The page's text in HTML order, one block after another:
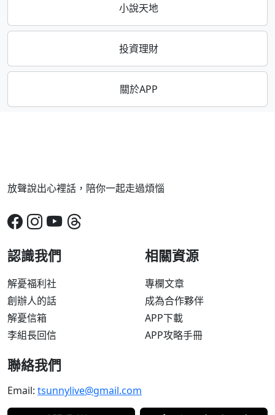
小說天地
投資理財
關於APP
放聲說出心裡話，陪你一起走過煩惱
認識我們
解憂福利社
創辦人的話
解憂信箱
李組長回信
相關資源
專欄文章
成為合作夥伴
APP下載
APP攻略手冊
聯絡我們
Email: tsunnylive@gmail.com